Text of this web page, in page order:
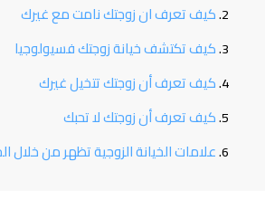
كيف تعرف ان زوجتك نامت مع غيرك
كيف تكتشف خيانة زوجتك فسيولوجيا
كيف تعرف أن زوجتك تتخيل غيرك
كيف تعرف أن زوجتك لا تحبك
علامات الخيانة الزوجية تظهر من خلال